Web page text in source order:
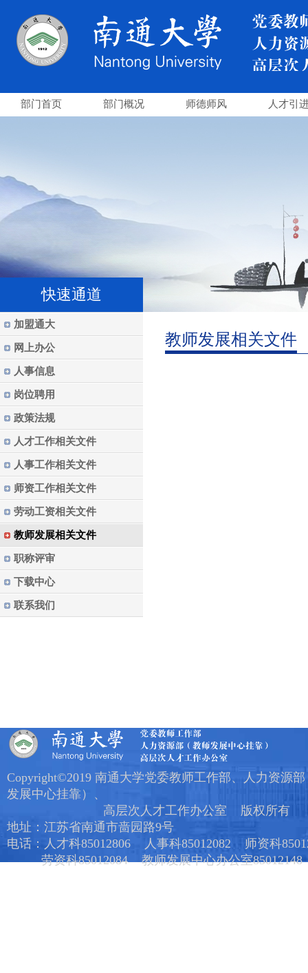
部门首页 部门概况 师德师风 人才引
快速通道
加盟通大
网上办公
人事信息
岗位聘用
政策法规
人才工作相关文件
人事工作相关文件
师资工作相关文件
劳动工资相关文件
教师发展相关文件
职称评审
下载中心
联系我们
教师发展相关文件
Copyright©2019 南通大学党委教师工作部、人力资源
发展中心挂靠）、
高层次人才工作办公室 版权所有
地址：江苏省南通市啬园路9号
电话：人才科85012806 人事科85012082 师资科
劳资科85012084 教师发展中心办公室85012148